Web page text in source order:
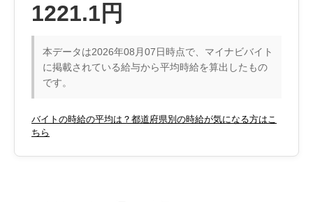
1221.1円
本データは2026年08月07日時点で、マイナビバイト
に掲載されている給与から平均時給を算出したもの
です。
バイトの時給の平均は？都道府県別の時給が気になる方はこ
ちら